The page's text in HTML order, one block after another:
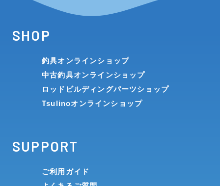
SHOP
釣具オンラインショップ
中古釣具オンラインショップ
ロッドビルディングパーツショップ
Tsulinoオンラインショップ
SUPPORT
ご利用ガイド